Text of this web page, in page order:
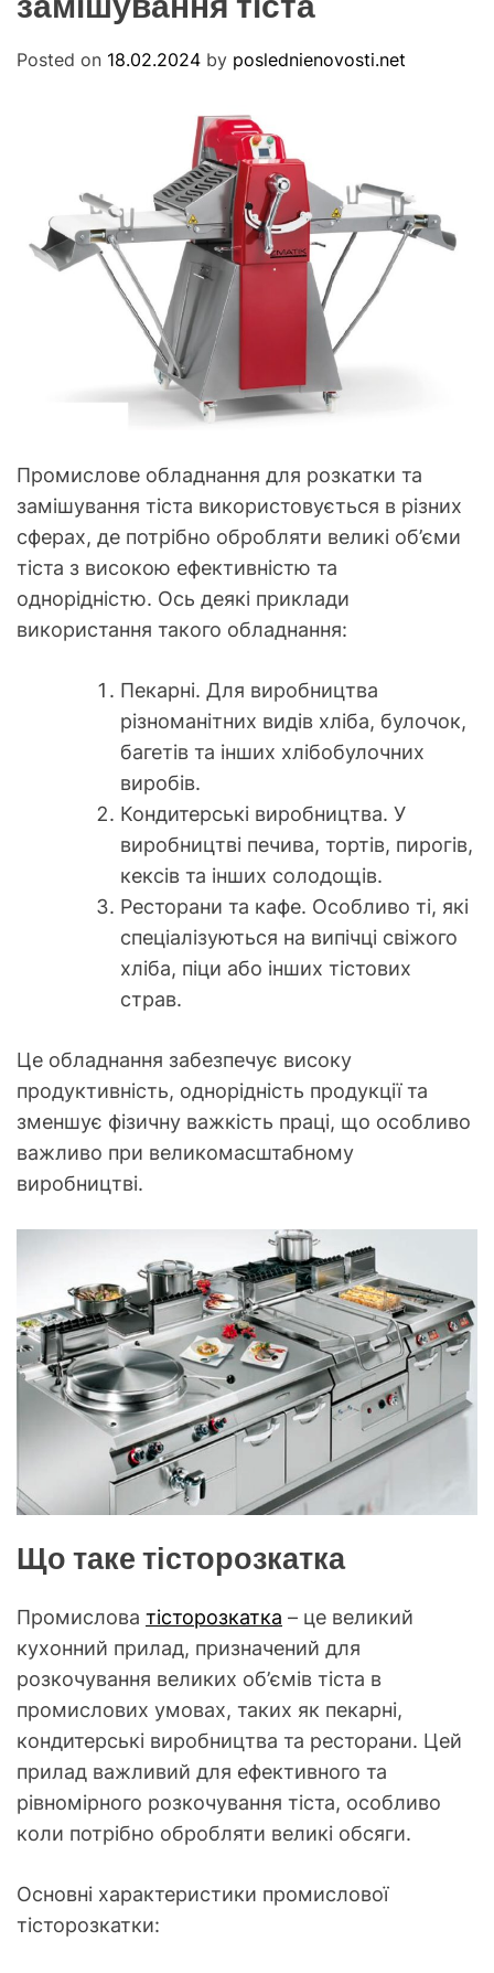
i
Posted on 18.02.2024 by poslednienovosti.net
Промислове обладнання для розкатки та
замішування тіста використовується в різних
сферах, де потрібно обробляти великі об’єми
тіста з високою ефективністю та
однорідністю. Ось деякі приклади
використання такого обладнання:
Пекарні. Для виробництва
різноманітних видів хліба, булочок,
багетів та інших хлібобулочних
виробів.
Кондитерські виробництва. У
виробництві печива, тортів, пирогів,
кексів та інших солодощів.
Ресторани та кафе. Особливо ті, які
спеціалізуються на випічці свіжого
хліба, піци або інших тістових
страв.
Це обладнання забезпечує високу
продуктивність, однорідність продукції та
зменшує фізичну важкість праці, що особливо
важливо при великомасштабному
виробництві.
Що таке тісторозкатка
Промислова тісторозкатка – це великий
кухонний прилад, призначений для
розкочування великих об’ємів тіста в
промислових умовах, таких як пекарні,
кондитерські виробництва та ресторани. Цей
прилад важливий для ефективного та
рівномірного розкочування тіста, особливо
коли потрібно обробляти великі обсяги.
Основні характеристики промислової
тісторозкатки: